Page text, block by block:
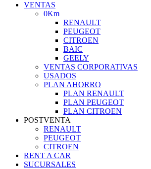
VENTAS
0Km
RENAULT
PEUGEOT
CITROEN
BAIC
GEELY
VENTAS CORPORATIVAS
USADOS
PLAN AHORRO
PLAN RENAULT
PLAN PEUGEOT
PLAN CITROEN
POSTVENTA
RENAULT
PEUGEOT
CITROEN
RENT A CAR
SUCURSALES